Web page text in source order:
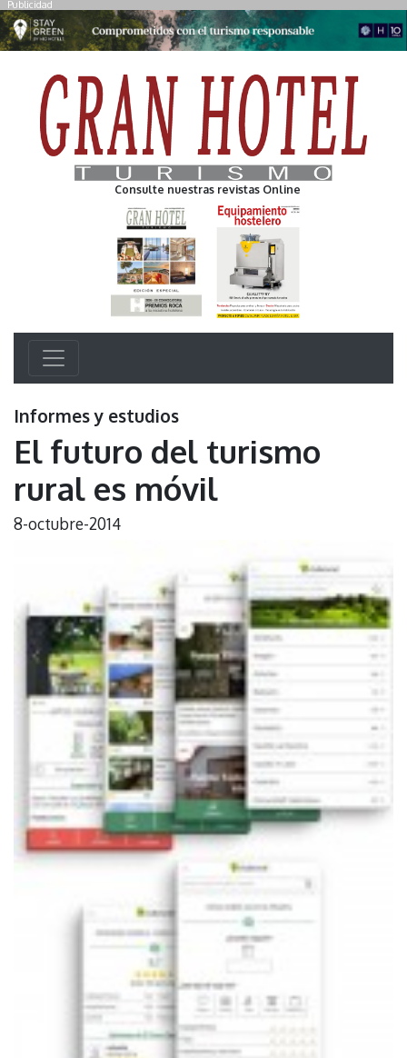
Publicidad
Consulte nuestras revistas Online
Informes y estudios
El futuro del turismo
rural es móvil
8-octubre-2014